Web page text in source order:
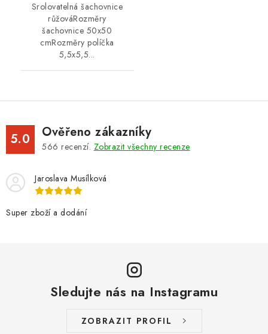
Srolovatelná šachovnice
růžováRozměry
šachovnice 50x50
cmRozměry políčka
5,5x5,5...
5.0 Ověřeno zákazníky
566 recenzí. Zobrazit všechny recenze
Jaroslava Musílková
Super zboží a dodání
Sledujte nás na Instagramu
ZOBRAZIT PROFIL